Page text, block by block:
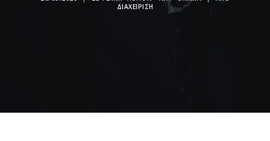
ΔΙΑΧΕΊΡΙΣΗ